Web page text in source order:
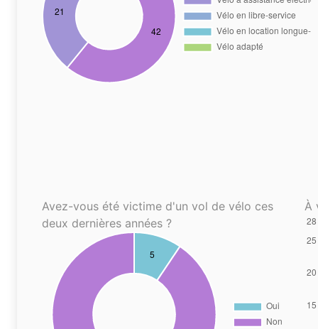
Avez-vous été victime d'un vol de vélo ces
deux dernières années ?
À